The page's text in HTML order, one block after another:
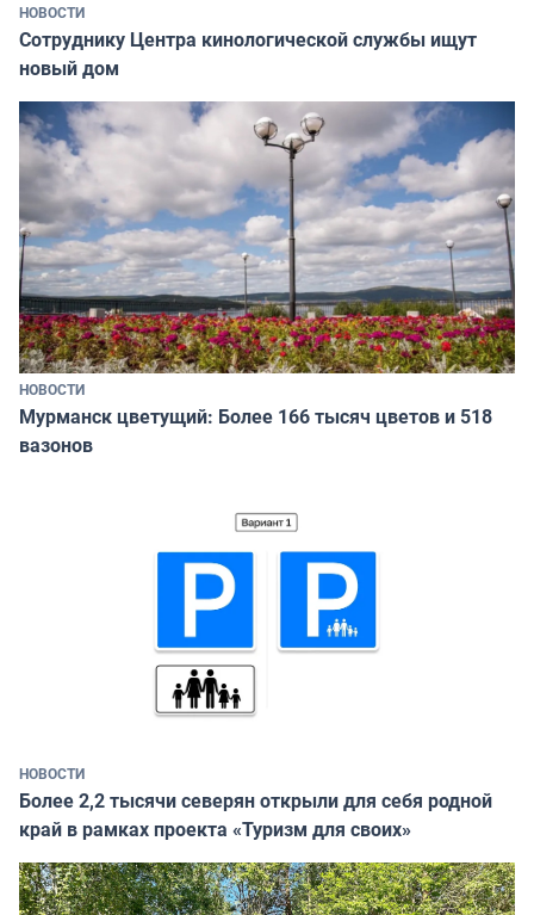
НОВОСТИ
Сотруднику Центра кинологической службы ищут
новый дом
НОВОСТИ
Мурманск цветущий: Более 166 тысяч цветов и 518
вазонов
НОВОСТИ
Более 2,2 тысячи северян открыли для себя родной
край в рамках проекта «Туризм для своих»